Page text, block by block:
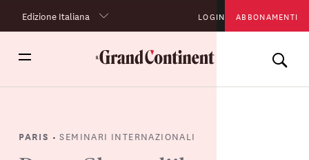
Edizione Italiana LOGIN ABBONAMENTI
PARIS •SEMINARI INTERNAZIONALI